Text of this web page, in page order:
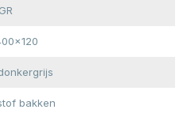
bakken